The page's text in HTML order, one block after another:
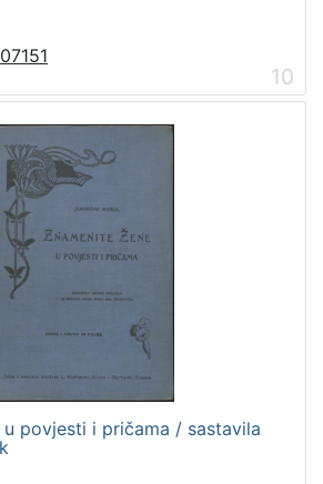
10
u povjesti i pričama / sastavila